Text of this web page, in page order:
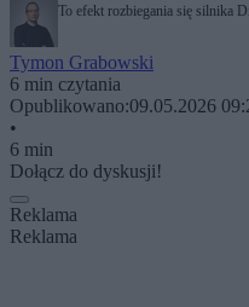
To efekt rozbiegania się silnika
Tymon Grabowski
6 min czytania
Opublikowano:09.05.2026
•
6 min
Dołącz do dyskusji!
Reklama
Reklama